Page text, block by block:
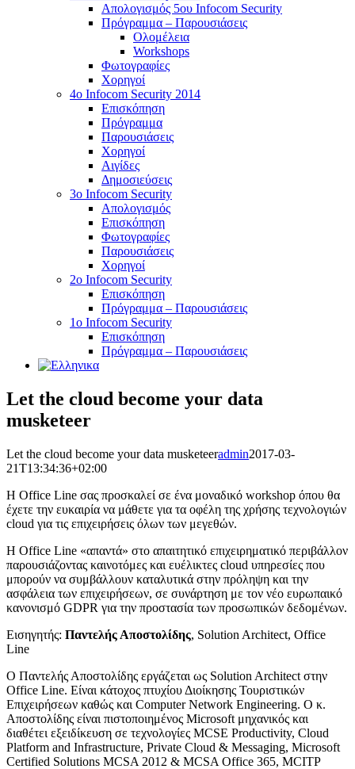
Απολογισμός 5ου Infocom Security
Πρόγραμμα – Παρουσιάσεις
Ολομέλεια
Workshops
Φωτογραφίες
Χορηγοί
4ο Infocom Security 2014
Επισκόπηση
Πρόγραμμα
Παρουσιάσεις
Χορηγοί
Αιγίδες
Δημοσιεύσεις
3o Infocom Security
Απολογισμός
Επισκόπηση
Φωτογραφίες
Παρουσιάσεις
Χορηγοί
2o Infocom Security
Επισκόπηση
Πρόγραμμα – Παρουσιάσεις
1ο Infocom Security
Επισκόπηση
Πρόγραμμα – Παρουσιάσεις
Let the cloud become your data
musketeer
Let the cloud become your data musketeeradmin2017-03-
21T13:34:36+02:00
Η Office Line σας προσκαλεί σε ένα μοναδικό workshop όπου θα
έχετε την ευκαιρία να μάθετε για τα οφέλη της χρήσης τεχνολογιών
cloud για τις επιχειρήσεις όλων των μεγεθών.
Η Office Line «απαντά» στο απαιτητικό επιχειρηματικό περιβάλλον
παρουσιάζοντας καινοτόμες και ευέλικτες cloud υπηρεσίες που
μπορούν να συμβάλλουν καταλυτικά στην πρόληψη και την
ασφάλεια των επιχειρήσεων, σε συνάρτηση με τον νέο ευρωπαικό
κανονισμό GDPR για την προστασία των προσωπικών δεδομένων.
Εισηγητής: Παντελής Αποστολίδης, Solution Architect, Office
Line
O Παντελής Αποστολίδης εργάζεται ως Solution Architect στην
Office Line. Είναι κάτοχος πτυχίου Διοίκησης Τουριστικών
Επιχειρήσεων καθώς και Computer Network Engineering. Ο κ.
Αποστολίδης είναι πιστοποιημένος Microsoft μηχανικός και
διαθέτει εξειδίκευση σε τεχνολογίες ΜCSE Productivity, Cloud
Platform and Infrastructure, Private Cloud & Messaging, Microsoft
Certified Solutions MCSA 2012 & MCSA Office 365, MCITP